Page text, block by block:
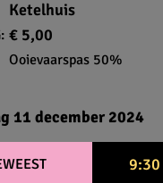
Ketelhuis
€ 5,00
Ooievaarspas 50%
11 december 2024